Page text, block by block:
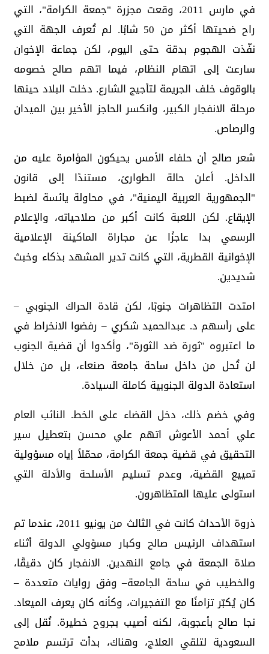
في مارس 2011، وقعت مجزرة "جمعة الكرامة"، التي
راح ضحيتها أكثر من 50 شابًا. لم تُعرف الجهة التي
نفّذت الهجوم بدقة حتى اليوم، لكن جماعة الإخوان
سارعت إلى اتهام النظام، فيما اتهم صالح خصومه
بالوقوف خلف الجريمة لتأجيج الشارع. دخلت البلاد حينها
مرحلة الانفجار الكبير، وانكسر الحاجز الأخير بين الميدان
والرصاص.
شعر صالح أن حلفاء الأمس يحيكون المؤامرة عليه من
الداخل. أعلن حالة الطوارئ، مستندًا إلى قانون
"الجمهورية العربية اليمنية"، في محاولة يائسة لضبط
الإيقاع. لكن اللعبة كانت أكبر من صلاحياته، والإعلام
الرسمي بدا عاجزًا عن مجاراة الماكينة الإعلامية
الإخوانية القطرية، التي كانت تدير المشهد بذكاء وخبث
شديدين.
امتدت التظاهرات جنوبًا، لكن قادة الحراك الجنوبي –
على رأسهم د. عبدالحميد شكري – رفضوا الانخراط في
ما اعتبروه "ثورة ضد الثورة"، وأكدوا أن قضية الجنوب
لن تُحل من داخل ساحة جامعة صنعاء، بل من خلال
استعادة الدولة الجنوبية كاملة السيادة.
وفي خضم ذلك، دخل القضاء على الخط. النائب العام
علي أحمد الأعوش اتهم علي محسن بتعطيل سير
التحقيق في قضية جمعة الكرامة، محمّلاً إياه مسؤولية
تمييع القضية، وعدم تسليم الأسلحة والأدلة التي
استولى عليها المتظاهرون.
ذروة الأحداث كانت في الثالث من يونيو 2011، عندما تم
استهداف الرئيس صالح وكبار مسؤولي الدولة أثناء
صلاة الجمعة في جامع النهدين. الانفجار كان دقيقًا،
والخطيب في ساحة الجامعة– وفق روايات متعددة –
كان يُكبّر تزامنًا مع التفجيرات، وكأنه كان يعرف الميعاد.
نجا صالح بأعجوبة، لكنه أصيب بجروح خطيرة. نُقل إلى
السعودية لتلقي العلاج، وهناك، بدأت ترتسم ملامح